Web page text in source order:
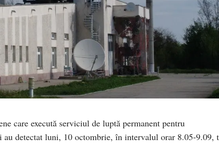
care execută serviciul de luptă permanent pentru
au detectat luni, 10 octombrie, în intervalul orar 8.05-9.09,